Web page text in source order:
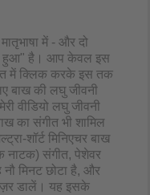
में - और दो
हुआ" है। आप केवल इस
में क्लिक करके इस तक
बाख की लघु जीवनी
वीडियो लघु जीवनी
का संगीत भी शामिल
शॉर्ट मिनिएचर बाख
नाटक) संगीत, पेशेवर
मिनट छोटा है, और
डालें। यह इसके